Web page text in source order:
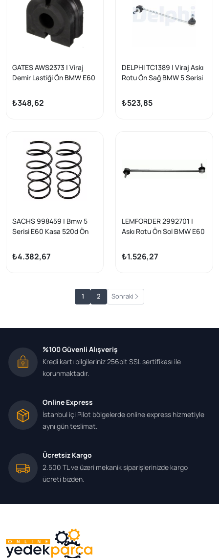
GATES AWS2373 | Viraj
Demir Lastiği Ön BMW E60
₺348,62
DELPHI TC1389 | Viraj Askı
Rotu Ön Sağ BMW 5 Serisi
₺523,85
SACHS 998459 | Bmw 5
Serisi E60 Kasa 520d Ön
M47-M54 03-| 2 Adet
₺4.382,67
LEMFORDER 2992701 |
Askı Rotu Ön Sol BMW E60
₺1.526,27
1 2 Sonraki
%100 Güvenli Alışveriş
Kredi kartı bilgileriniz 256bit SSL sertifikası ile
korunmaktadır.
Online Express
İstanbul içi Pilot bölgelerde online express hizmetiyle
aynı gün teslimat.
Ücretsiz Kargo
2.500 TL ve üzeri mekanik siparişlerinizde kargo
ücreti bizden.